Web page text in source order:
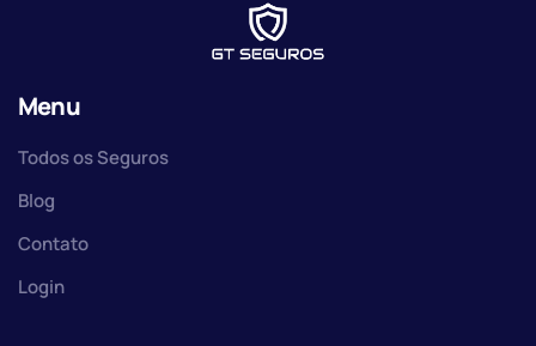
Menu
Todos os Seguros
Blog
Contato
Login